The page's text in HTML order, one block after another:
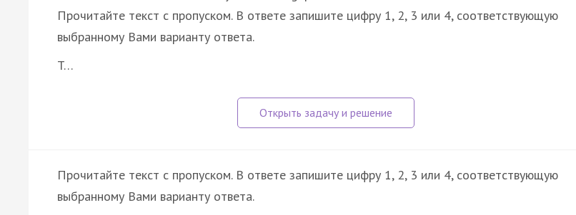
Прочитайте текст с пропуском. В ответе запишите цифру 1, 2, 3 или 4, соответствующую
выбранному Вами варианту ответа.
T…
Прочитайте текст с пропуском. В ответе запишите цифру 1, 2, 3 или 4, соответствующую
выбранному Вами варианту ответа.